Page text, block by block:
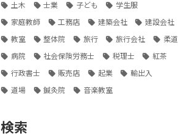
土木
士業 子ども
学生服
家庭教師
工務店 建築会社
建設会社
教室
整体院 旅行 旅行会社
柔道
病院
社会保険労務士 税理士
紅茶
行政書士
販売店 起業
輸出入
道場
鍼灸院 音楽教室
検索